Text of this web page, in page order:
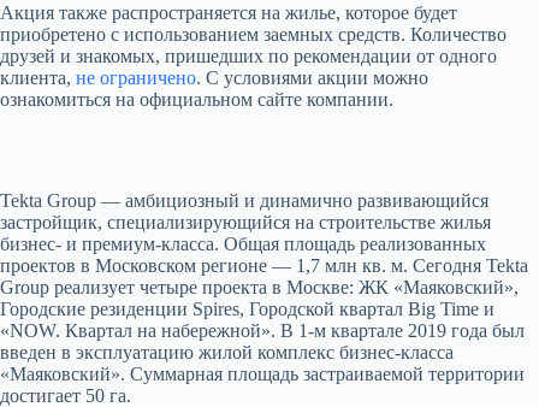
Акция также распространяется на жилье, которое будет
приобретено с использованием заемных средств. Количество
друзей и знакомых, пришедших по рекомендации от одного
клиента, не ограничено. С условиями акции можно
ознакомиться на официальном сайте компании.
Tekta Group — амбициозный и динамично развивающийся
застройщик, специализирующийся на строительстве жилья
бизнес- и премиум-класса. Общая площадь реализованных
проектов в Московском регионе — 1,7 млн кв. м. Сегодня Tekta
Group реализует четыре проекта в Москве: ЖК «Маяковский»,
Городские резиденции Spires, Городской квартал Big Time и
«NOW. Квартал на набережной». В 1-м квартале 2019 года был
введен в эксплуатацию жилой комплекс бизнес-класса
«Маяковский». Суммарная площадь застраиваемой территории
достигает 50 га.